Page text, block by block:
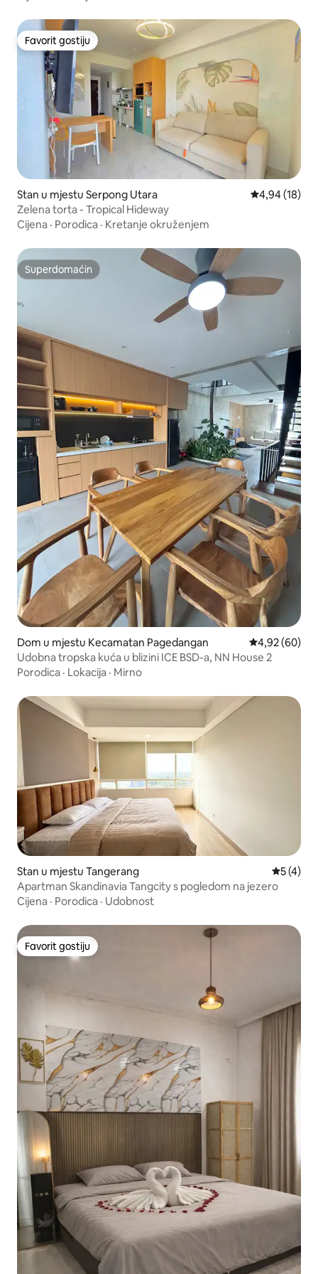
Favorit gostiju
Favorit gostiju
Stan u mjestu Serpong Utara Prosječna
4,94 (18)
Zelena torta - Tropical Hideway
Cijena · Porodica · Kretanje okruženjem
Superdomaćin
Superdomaćin
Dom u mjestu Kecamatan Pagedangan Prosječna
4,92 (60)
Udobna tropska kuća u blizini ICE BSD-a, NN House 2
Porodica · Lokacija · Mirno
Stan u mjestu Tangerang
5 (4)
Apartman Skandinavia Tangcity s pogledom na jezero
Cijena · Porodica · Udobnost
Favorit gostiju
Favorit gostiju